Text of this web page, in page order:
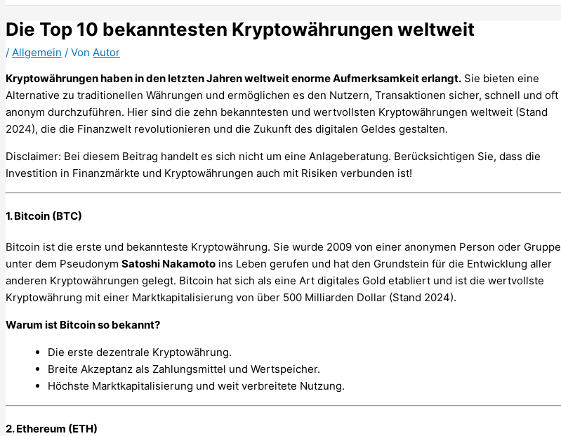
Die Top 10 bekanntesten Kryptowährungen weltweit
/ Allgemein / Von Autor
Kryptowährungen haben in den letzten Jahren weltweit enorme Aufmerksamkeit erlangt. Sie bieten eine
Alternative zu traditionellen Währungen und ermöglichen es den Nutzern, Transaktionen sicher, schnell und oft
anonym durchzuführen. Hier sind die zehn bekanntesten und wertvollsten Kryptowährungen weltweit (Stand
2024), die die Finanzwelt revolutionieren und die Zukunft des digitalen Geldes gestalten.
Disclaimer: Bei diesem Beitrag handelt es sich nicht um eine Anlageberatung. Berücksichtigen Sie, dass die
Investition in Finanzmärkte und Kryptowährungen auch mit Risiken verbunden ist!
1. Bitcoin (BTC)
Bitcoin ist die erste und bekannteste Kryptowährung. Sie wurde 2009 von einer anonymen Person oder Gruppe
unter dem Pseudonym Satoshi Nakamoto ins Leben gerufen und hat den Grundstein für die Entwicklung aller
anderen Kryptowährungen gelegt. Bitcoin hat sich als eine Art digitales Gold etabliert und ist die wertvollste
Kryptowährung mit einer Marktkapitalisierung von über 500 Milliarden Dollar (Stand 2024).
Warum ist Bitcoin so bekannt?
Die erste dezentrale Kryptowährung.
Breite Akzeptanz als Zahlungsmittel und Wertspeicher.
Höchste Marktkapitalisierung und weit verbreitete Nutzung.
2. Ethereum (ETH)